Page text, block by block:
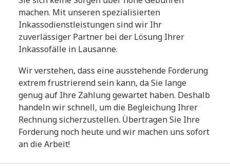
machen. Mit unseren spezialisierten
Inkassodienstleistungen sind wir Ihr
zuverlässiger Partner bei der Lösung Ihrer
Inkassofälle in Lausanne.
Wir verstehen, dass eine ausstehende Forderung
extrem frustrierend sein kann, da Sie lange
genug auf Ihre Zahlung gewartet haben. Deshalb
handeln wir schnell, um die Begleichung Ihrer
Rechnung sicherzustellen. Übertragen Sie Ihre
Forderung noch heute und wir machen uns sofort
an die Arbeit!